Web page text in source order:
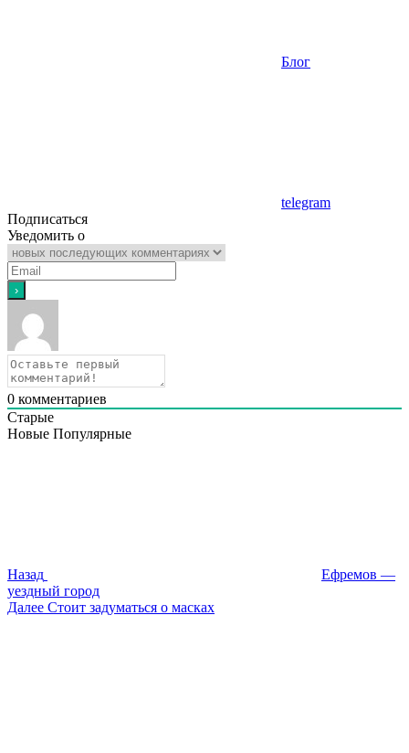
Блог
telegram
Подписаться
Уведомить о
0 комментариев
Старые
Новые Популярные
Назад
Ефремов —
уездный город
Следующая
Далее Стоит задуматься о масках